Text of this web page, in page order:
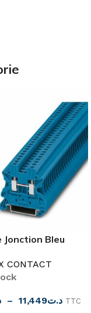
Jonction Bleu
CONTACT
– د.ت11,449
TTC